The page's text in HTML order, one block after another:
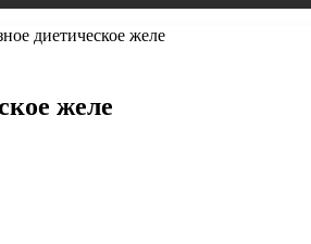
диетическое желе
желе